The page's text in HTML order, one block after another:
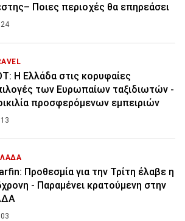
Ποιες περιοχές θα επηρεάσει
Η Ελλάδα στις κορυφαίες
των Ευρωπαίων ταξιδιωτών -
προσφερόμενων εμπειριών
Προθεσμία για την Τρίτη έλαβε η
- Παραμένει κρατούμενη στην